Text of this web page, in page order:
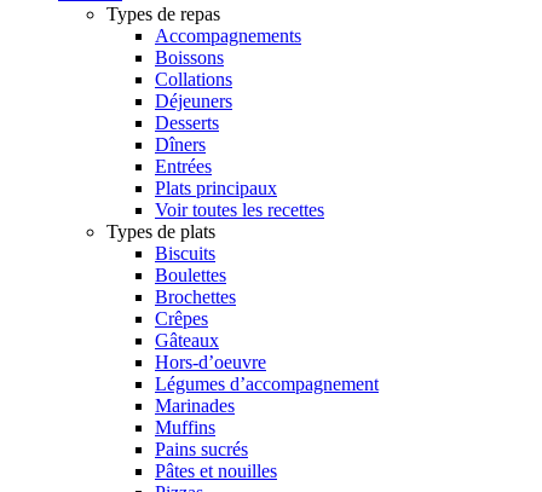
Types de repas
Accompagnements
Boissons
Collations
Déjeuners
Desserts
Dîners
Entrées
Plats principaux
Voir toutes les recettes
Types de plats
Biscuits
Boulettes
Brochettes
Crêpes
Gâteaux
Hors-d’oeuvre
Légumes d’accompagnement
Marinades
Muffins
Pains sucrés
Pâtes et nouilles